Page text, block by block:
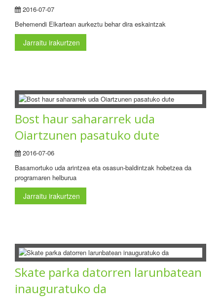
2016-07-07
Behemendi Elkartean aurkeztu behar dira eskaintzak
Jarraitu irakurtzen
Bost haur sahararrek uda
Oiartzunen pasatuko dute
2016-07-06
Basamortuko uda arintzea eta osasun-baldintzak hobetzea da
programaren helburua
Jarraitu irakurtzen
Skate parka datorren larunbatean
inauguratuko da